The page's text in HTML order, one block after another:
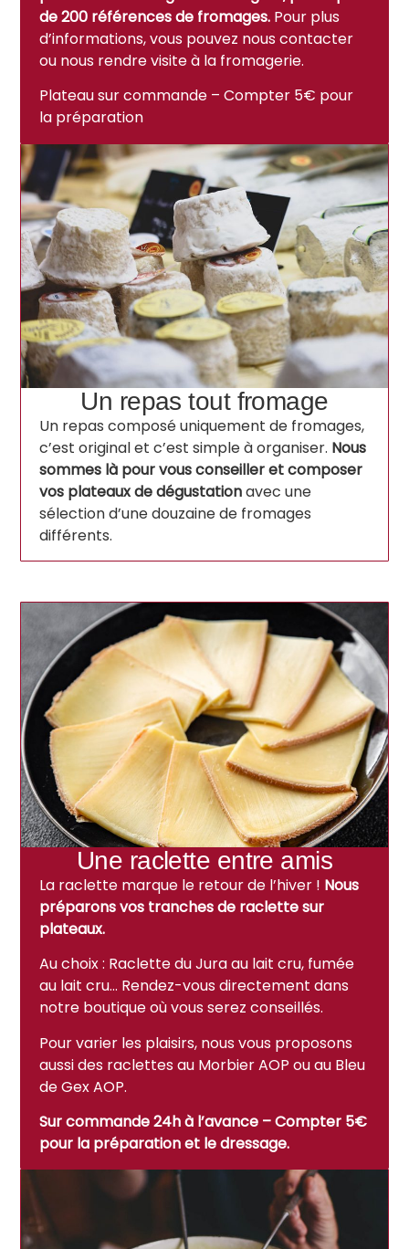
de 200 références de fromages. Pour plus
d’informations, vous pouvez nous contacter
ou nous rendre visite à la fromagerie.
Plateau sur commande – Compter 5€ pour
la préparation
Un repas tout fromage
Un repas composé uniquement de fromages,
c’est original et c’est simple à organiser. Nous
sommes là pour vous conseiller et composer
vos plateaux de dégustationavec une
sélection d’une douzaine de fromages
différents.
Une raclette entre amis
La raclette marque le retour de l’hiver ! Nous
préparons vos tranches de raclette sur
plateaux.
Au choix : Raclette du Jura au lait cru, fumée
au lait cru… Rendez-vous directement dans
notre boutique où vous serez conseillés.
Pour varier les plaisirs, nous vous proposons
aussi des raclettes au Morbier AOP ou au Bleu
de Gex AOP.
Sur commande 24h à l’avance – Compter 5€
pour la préparation et le dressage.